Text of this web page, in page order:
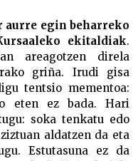
aurre egin beharreko
ekitaldiak.
areagotzen direla
griña. Irudi gisa
tentsio mementoa:
eten ez bada. Hari
soka tenkatu edo
aldatzen da eta
Estutasuna ez da